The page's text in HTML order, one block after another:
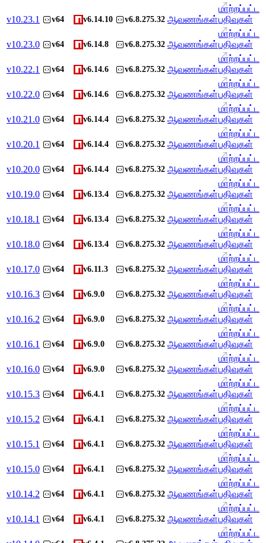
v10.23.1 v64 v6.14.10 v6.8.275.32 ஆவணங்கள்
மாற்றப்பட்ட
பதிவுகள்
v10.23.0 v64 v6.14.8 v6.8.275.32 ஆவணங்கள்
மாற்றப்பட்ட
பதிவுகள்
v10.22.1 v64 v6.14.6 v6.8.275.32 ஆவணங்கள்
மாற்றப்பட்ட
பதிவுகள்
v10.22.0 v64 v6.14.6 v6.8.275.32 ஆவணங்கள்
மாற்றப்பட்ட
பதிவுகள்
v10.21.0 v64 v6.14.4 v6.8.275.32 ஆவணங்கள்
மாற்றப்பட்ட
பதிவுகள்
v10.20.1 v64 v6.14.4 v6.8.275.32 ஆவணங்கள்
மாற்றப்பட்ட
பதிவுகள்
v10.20.0 v64 v6.14.4 v6.8.275.32 ஆவணங்கள்
மாற்றப்பட்ட
பதிவுகள்
v10.19.0 v64 v6.13.4 v6.8.275.32 ஆவணங்கள்
மாற்றப்பட்ட
பதிவுகள்
v10.18.1 v64 v6.13.4 v6.8.275.32 ஆவணங்கள்
மாற்றப்பட்ட
பதிவுகள்
v10.18.0 v64 v6.13.4 v6.8.275.32 ஆவணங்கள்
மாற்றப்பட்ட
பதிவுகள்
v10.17.0 v64 v6.11.3 v6.8.275.32 ஆவணங்கள்
மாற்றப்பட்ட
பதிவுகள்
v10.16.3 v64 v6.9.0 v6.8.275.32 ஆவணங்கள்
மாற்றப்பட்ட
பதிவுகள்
v10.16.2 v64 v6.9.0 v6.8.275.32 ஆவணங்கள்
மாற்றப்பட்ட
பதிவுகள்
v10.16.1 v64 v6.9.0 v6.8.275.32 ஆவணங்கள்
மாற்றப்பட்ட
பதிவுகள்
v10.16.0 v64 v6.9.0 v6.8.275.32 ஆவணங்கள்
மாற்றப்பட்ட
பதிவுகள்
v10.15.3 v64 v6.4.1 v6.8.275.32 ஆவணங்கள்
மாற்றப்பட்ட
பதிவுகள்
v10.15.2 v64 v6.4.1 v6.8.275.32 ஆவணங்கள்
மாற்றப்பட்ட
பதிவுகள்
v10.15.1 v64 v6.4.1 v6.8.275.32 ஆவணங்கள்
மாற்றப்பட்ட
பதிவுகள்
v10.15.0 v64 v6.4.1 v6.8.275.32 ஆவணங்கள்
மாற்றப்பட்ட
பதிவுகள்
v10.14.2 v64 v6.4.1 v6.8.275.32 ஆவணங்கள்
மாற்றப்பட்ட
பதிவுகள்
v10.14.1 v64 v6.4.1 v6.8.275.32 ஆவணங்கள்
மாற்றப்பட்ட
பதிவுகள்
மாற்றப்பட்ட